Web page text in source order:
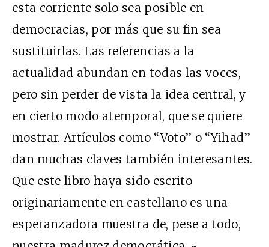
esta corriente solo sea posible en
democracias, por más que su fin sea
sustituirlas. Las referencias a la
actualidad abundan en todas las voces,
pero sin perder de vista la idea central, y
en cierto modo atemporal, que se quiere
mostrar. Artículos como “Voto” o “Yihad”
dan muchas claves también interesantes.
Que este libro haya sido escrito
originariamente en castellano es una
esperanzadora muestra de, pese a todo,